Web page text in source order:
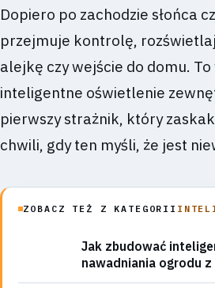
Dopiero po zachodzie słońca
przejmuje kontrolę,
alejkę czy wejście do domu. To
inteligentne oświetlenie
pierwszy strażnik, który
chwili, gdy ten myśli, że jest
ZOBACZ TEŻ Z KATEGORII
Jak zbudować
nawadniania ogrodu
deszczu i